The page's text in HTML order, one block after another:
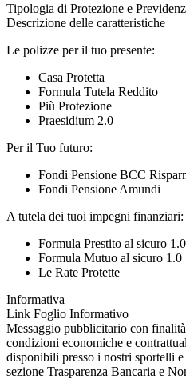
Tipologia di Protezione e
Descrizione delle caratteristiche
Le polizze per il tuo presente:
Casa Protetta
Formula Tutela Reddito
Più Protezione
Praesidium 2.0
Per il Tuo futuro:
Fondi Pensione BCC
Fondi Pensione Amundi
A tutela dei tuoi impegni finanziari:
Formula Prestito al sicuro 1.0
Formula Mutuo al sicuro 1.0
Le Rate Protette
Informativa
Link Foglio Informativo
Messaggio pubblicitario con
condizioni economiche e
disponibili presso i nostri sportelli
sezione Trasparenza Bancaria e